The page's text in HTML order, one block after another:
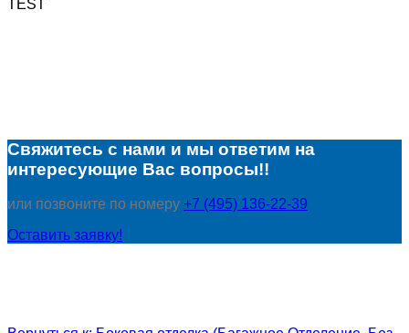
TEST
Свяжитесь с нами и мы ответим на
интересующие Вас вопросы!!
или позвоните по номеру +7 (495) 136-22-39
Оставить заявку!